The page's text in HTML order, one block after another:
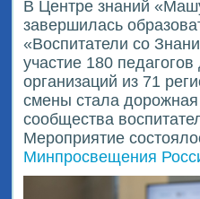
В Центре знаний
завершилась
«Воспитатели со
участие 180
организаций из 71
смены стала
сообщества
Мероприятие
Минпросвещения